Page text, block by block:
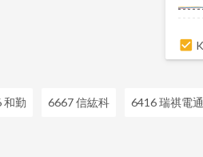
和勤 6667 信紘科 6416 瑞祺電通